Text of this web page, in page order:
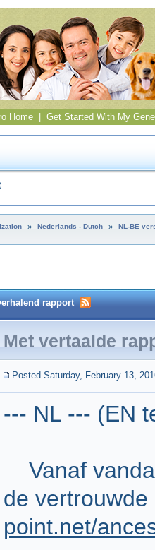
Home| Get Started With My
)
» Nederlands - Dutch » NL-BE
rapport
Met vertaalde
Posted Saturday, February 13,
--- NL --- (EN
Vanaf
de
point.net/